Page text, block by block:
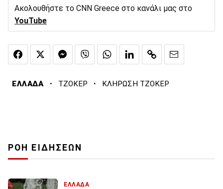
Ακολουθήστε το CNN Greece στο κανάλι μας στο
YouTube
ΕΛΛΑΔΑ · ΤΖΟΚΕΡ · ΚΛΗΡΩΣΗ ΤΖΟΚΕΡ
ΡΟΗ ΕΙΔΗΣΕΩΝ
ΕΛΛΑΔΑ